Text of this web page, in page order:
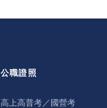
公職證照
高上高普考／國營考